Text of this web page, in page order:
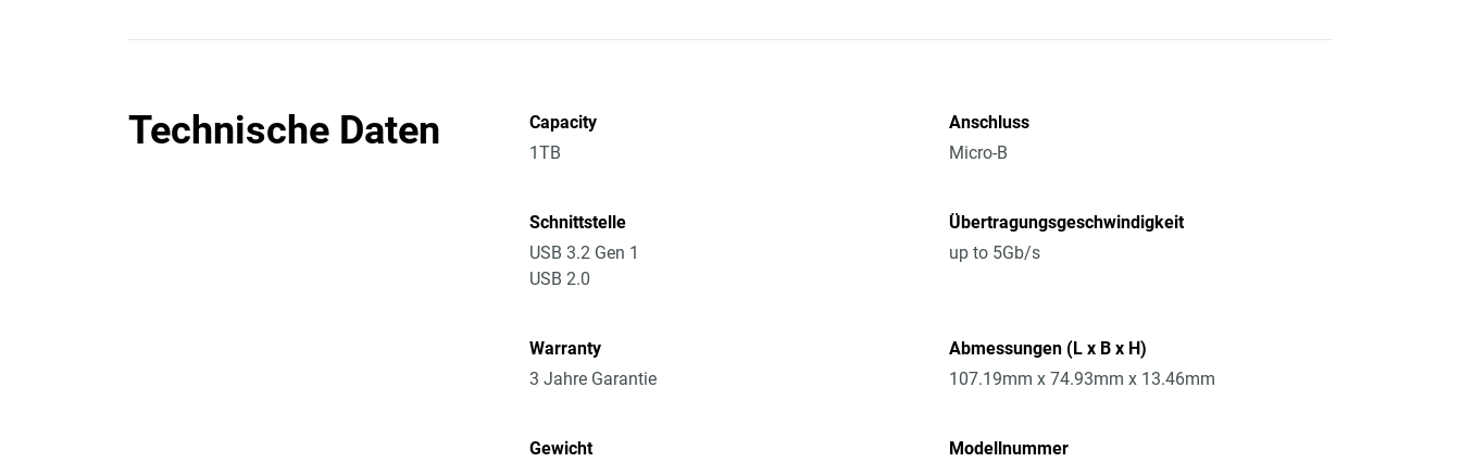
Technische Daten
Capacity
1TB
Anschluss
Micro-B
Schnittstelle
USB 3.2 Gen 1
USB 2.0
Übertragungsgeschwindigkeit
up to 5Gb/s
Warranty
3 Jahre Garantie
Abmessungen (L x B x H)
107.19mm x 74.93mm x 13.46mm
Gewicht
Modellnummer